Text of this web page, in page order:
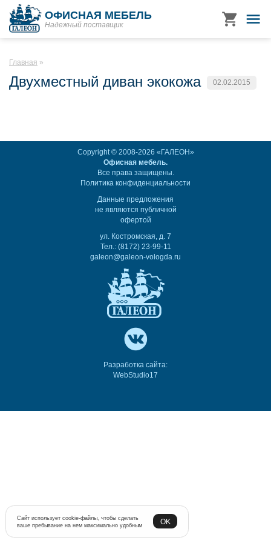
ОФИСНАЯ МЕБЕЛЬ
Надежный поставщик
Главная
Двухместный диван экокожа 02.02.2015
Copyright © 2008-2026 «ГАЛЕОН»
Офисная мебель.
Все права защищены.
Политика конфиденциальности
Данные предложения
не являются публичной
офертой
ул. Костромская, д. 7
Тел.: (8172) 23-99-11
galeon@galeon-vologda.ru
Разработка сайта:
WebStudio17
Сайт использует cookie-файлы, чтобы сделать
ваше пребывание на нем максимально удобным
OK